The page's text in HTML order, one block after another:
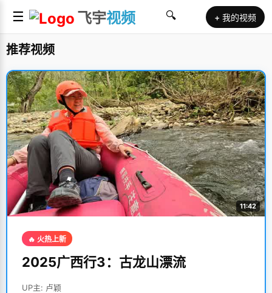
☰ 飞宇视频 🔍 + 我的视频
推荐视频
11:42
🔥 火热上新
2025广西行3：古龙山漂流
UP主: 卢颖